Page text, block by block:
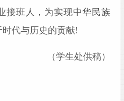
接班人，为实现中华民族
代与历史的贡献!
（学生处供稿）